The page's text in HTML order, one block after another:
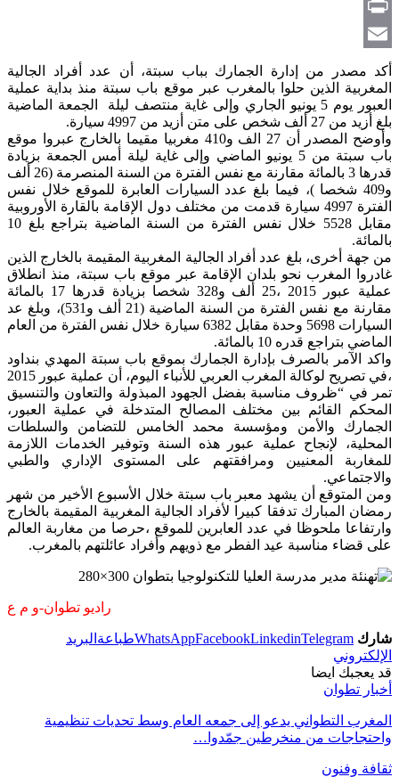
Copy
Link
Print
Email
أكد مصدر من إدارة الجمارك بباب سبتة، أن عدد أفراد الجالية
المغربية الذين حلوا بالمغرب عبر موقع باب سبتة منذ بداية عملية
العبور يوم 5 يونيو الجاري وإلى غاية منتصف ليلة الجمعة الماضية
بلغ أزيد من 27 ألف شخص على متن أزيد من 4997 سيارة.
وأوضح المصدر أن 27 الف و410 مغربيا مقيما بالخارج عبروا موقع
باب سبتة من 5 يونيو الماضي وإلى غاية ليلة أمس الجمعة بزيادة
قدرها 3 بالمائة مقارنة مع نفس الفترة من السنة المنصرمة (26 ألف
و409 شخصا )، فيما بلغ عدد السيارات العابرة للموقع خلال نفس
الفترة 4997 سيارة قدمت من مختلف دول الإقامة بالقارة الأوروبية
مقابل 5528 خلال نفس الفترة من السنة الماضية بتراجع بلغ 10
بالمائة.
من جهة أخرى، بلغ عدد أفراد الجالية المغربية المقيمة بالخارج الذين
غادروا المغرب نحو بلدان الإقامة عبر موقع باب سبتة، منذ انطلاق
عملية عبور 2015 ،25 ألف و328 شخصا بزيادة قدرها 17 بالمائة
مقارنة مع نفس الفترة من السنة الماضية (21 ألف و531)، وبلغ عد
السيارات 5698 وحدة مقابل 6382 سيارة خلال نفس الفترة من العام
الماضي بتراجع قدره 10 بالمائة.
واكد الآمر بالصرف بإدارة الجمارك بموقع باب سبتة المهدي بنداود
،في تصريح لوكالة المغرب العربي للأنباء اليوم، أن عملية عبور 2015
تمر في “ظروف مناسبة بفضل الجهود المبذولة والتعاون والتنسيق
المحكم القائم بين مختلف المصالح المتدخلة في عملية العبور،
الجمارك والأمن ومؤسسة محمد الخامس للتضامن والسلطات
المحلية، لإنجاح عملية عبور هذه السنة وتوفير الخدمات اللازمة
للمغاربة المعنيين ومرافقتهم على المستوى الإداري والطبي
والاجتماعي.
ومن المتوقع أن يشهد معبر باب سبتة خلال الأسبوع الأخير من شهر
رمضان المبارك تدفقا كبيرا لأفراد الجالية المغربية المقيمة بالخارج
وارتفاعا ملحوظا في عدد العابرين للموقع ،حرصا من مغاربة العالم
على قضاء مناسبة عيد الفطر مع ذويهم وأفراد عائلتهم بالمغرب.
راديو تطوان-و م ع
شارك WhatsAppFacebookLinkedinTelegram طباعة البريد
الإلكتروني
قد يعجبك ايضا
أخبار تطوان
المغرب التطواني يدعو إلى جمعه العام وسط تحديات تنظيمية
واحتجاجات من منخرطين جمّدوا…
ثقافة وفنون